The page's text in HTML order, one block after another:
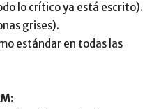
lo crítico ya está escrito).
grises).
estándar en todas las